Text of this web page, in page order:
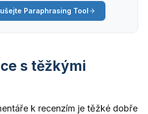
Paraphrasing Tool
s těžkými
k recenzím je těžké dobře